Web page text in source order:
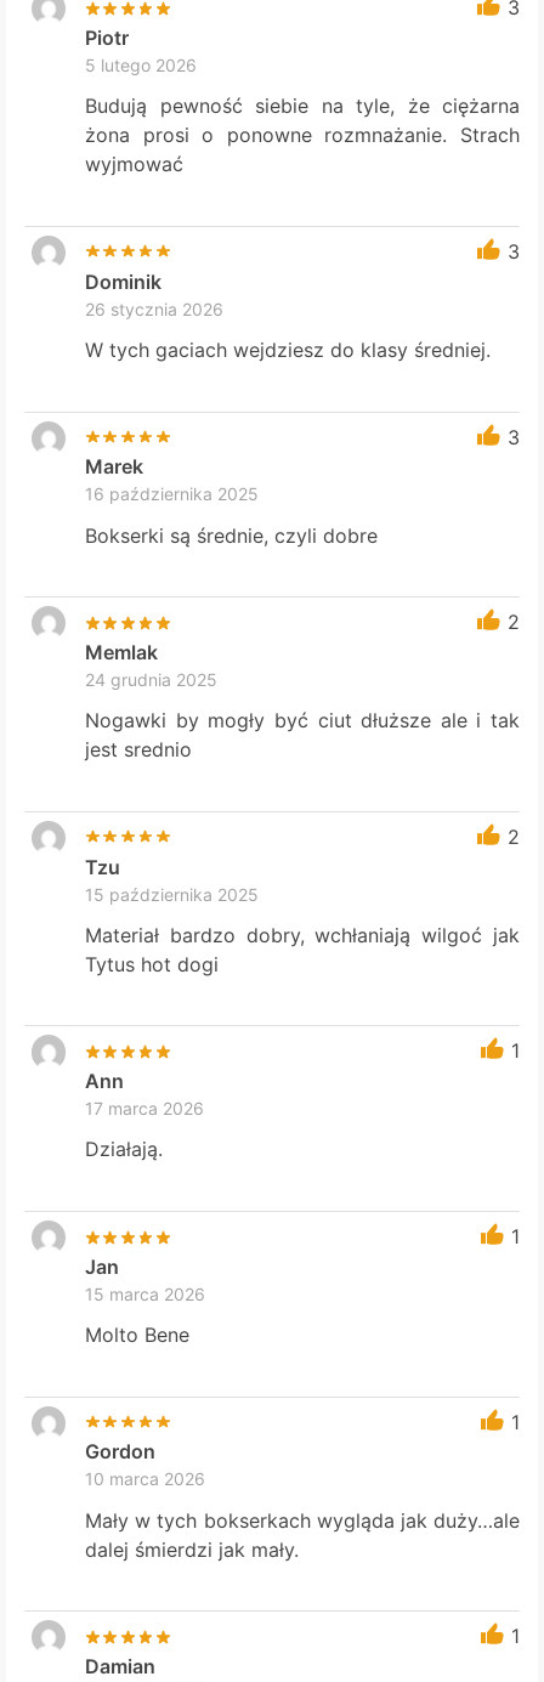
3
Piotr
5 lutego 2026
Budują pewność siebie na tyle, że ciężarna
żona prosi o ponowne rozmnażanie. Strach
wyjmować
3
Dominik
26 stycznia 2026
W tych gaciach wejdziesz do klasy średniej.
3
Marek
16 października 2025
Bokserki są średnie, czyli dobre
2
Memlak
24 grudnia 2025
Nogawki by mogły być ciut dłuższe ale i tak
jest srednio
2
Tzu
15 października 2025
Materiał bardzo dobry, wchłaniają wilgoć jak
Tytus hot dogi
1
Ann
17 marca 2026
Działają.
1
Jan
15 marca 2026
Molto Bene
1
Gordon
10 marca 2026
Mały w tych bokserkach wygląda jak duży…ale
dalej śmierdzi jak mały.
1
Damian